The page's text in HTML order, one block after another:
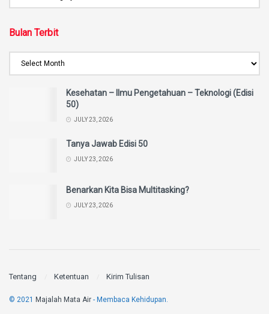
Bulan Terbit
Kesehatan – Ilmu Pengetahuan – Teknologi (Edisi
50)
JULY 23, 2026
Tanya Jawab Edisi 50
JULY 23, 2026
Benarkan Kita Bisa Multitasking?
JULY 23, 2026
Tentang Ketentuan Kirim Tulisan
© 2021 Majalah Mata Air - Membaca Kehidupan.